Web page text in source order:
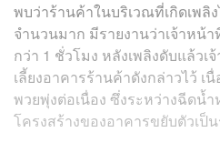
พบว่าร้านค้าในบริเวณที่เกิดเพลิ
จำนวนมาก มีรายงานว่าเจ้าหน้
กว่า 1 ชั่วโมง หลังเพลิงดับแล้ว
เลี้ยงอาคารร้านค้าดังกล่าวไว้ เ
พวยพุ่งต่อเนื่อง ซึ่งระหว่างฉีดน้ำ
โครงสร้างของอาคารขยับตัวเป็น